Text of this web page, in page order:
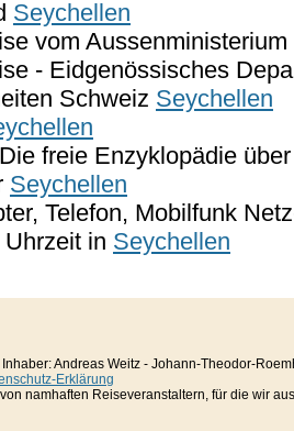
Seychellen
vom
- Eidgenössisches
Schweiz Seychellen
freie Enzyklopädie
Seychellen
Telefon, Mobilfunk
in Seychellen
Andreas Weitz - Johann-Theodor-
Erklärung
namhaften Reiseveranstaltern, für die wir